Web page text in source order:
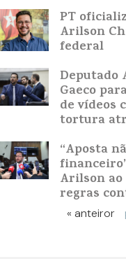
PT
Arilson
federal
Deputado
Gaeco
de vídeos
tortura
“Aposta
Arilson
regras
« anteiror